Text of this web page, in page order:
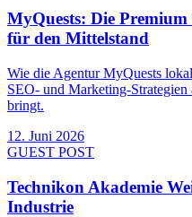
MyQuests: Die
für den Mittelstand
Wie die Agentur MyQuests
SEO- und Marketing-Strategien
bringt.
12. Juni 2026
GUEST POST
Technikon Akademie
Industrie